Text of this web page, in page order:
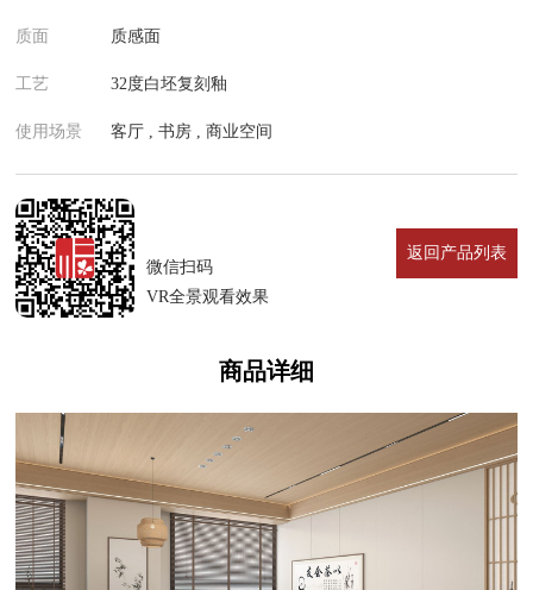
质面 质感面
工艺 32度白坯复刻釉
使用场景 客厅 , 书房 , 商业空间
微信扫码
VR全景观看效果
返回产品列表
商品详细